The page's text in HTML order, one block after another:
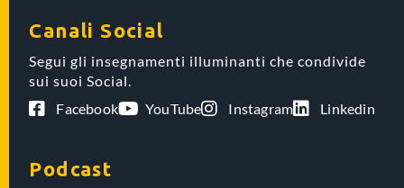
Canali Social
Segui gli insegnamenti illuminanti che condivide
sui suoi Social.
Facebook
YouTube Instagram Linkedin
Podcast